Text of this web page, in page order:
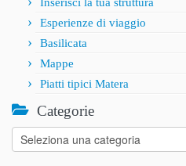
Esperienze di viaggio
Basilicata
Mappe
Piatti tipici Matera
Categorie
Categorie